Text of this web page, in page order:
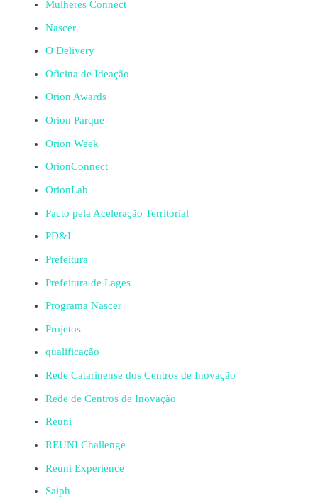
Mulheres Connect
Nascer
O Delivery
Oficina de Ideação
Orion Awards
Orion Parque
Orion Week
OrionConnect
OrionLab
Pacto pela Aceleração Territorial
PD&I
Prefeitura
Prefeitura de Lages
Programa Nascer
Projetos
qualificação
Rede Catarinense dos Centros de Inovação
Rede de Centros de Inovação
Reuni
REUNI Challenge
Reuni Experience
Saiph